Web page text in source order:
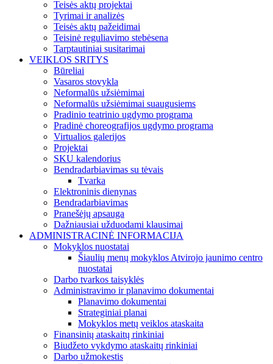
Teisės aktų projektai
Tyrimai ir analizės
Teisės aktų pažeidimai
Teisinė reguliavimo stebėsena
Tarptautiniai susitarimai
VEIKLOS SRITYS
Būreliai
Vasaros stovykla
Neformalūs užsiėmimai
Neformalūs užsiėmimai suaugusiems
Pradinio teatrinio ugdymo programa
Pradinė choreografijos ugdymo programa
Virtualios galerijos
Projektai
SKU kalendorius
Bendradarbiavimas su tėvais
Tvarka
Elektroninis dienynas
Bendradarbiavimas
Pranešėjų apsauga
Dažniausiai užduodami klausimai
ADMINISTRACINĖ INFORMACIJA
Mokyklos nuostatai
Šiaulių menų mokyklos Atvirojo jaunimo centro
nuostatai
Darbo tvarkos taisyklės
Administravimo ir planavimo dokumentai
Planavimo dokumentai
Strateginiai planai
Mokyklos metų veiklos ataskaita
Finansinių ataskaitų rinkiniai
Biudžeto vykdymo ataskaitų rinkiniai
Darbo užmokestis